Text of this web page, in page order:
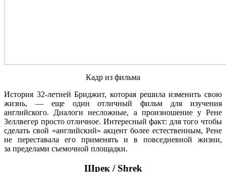
Кадр из фильма
История 32-летней Бриджит, которая решила изменить свою
жизнь, — еще один отличный фильм для изучения
английского. Диалоги несложные, а произношение у Рене
Зеллвегер просто отличное. Интересный факт: для того чтобы
сделать свой «английский» акцент более естественным, Рене
не переставала его применять и в повседневной жизни,
за пределами съемочной площадки.
Шрек / Shrek